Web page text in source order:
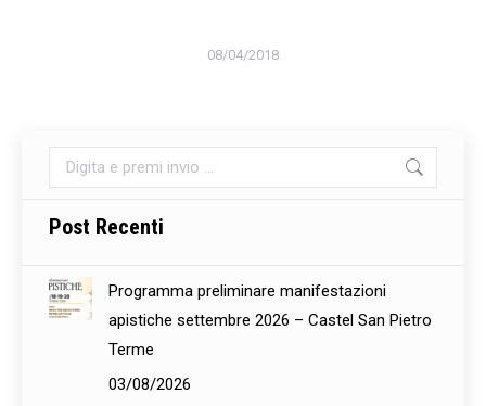
08/04/2018
Cerca:
Post Recenti
Programma preliminare manifestazioni
apistiche settembre 2026 – Castel San Pietro
Terme
03/08/2026